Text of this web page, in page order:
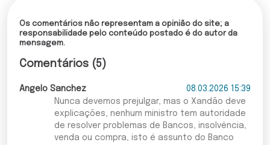
Os comentários não representam a opinião do site; a
responsabilidade pelo conteúdo postado é do autor da
mensagem.
Comentários (5)
Angelo Sanchez
08.03.2026 15:39
Nunca devemos prejulgar, mas o Xandão deve
explicações, nenhum ministro tem autoridade
de resolver problemas de Bancos, insolvência,
venda ou compra, isto é assunto do Banco